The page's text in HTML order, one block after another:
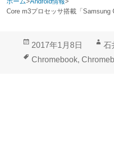
Core m3プロセッサ搭載「Samsung
投
稿
2017年1月8日
作
成
石
タ
Chromebook,